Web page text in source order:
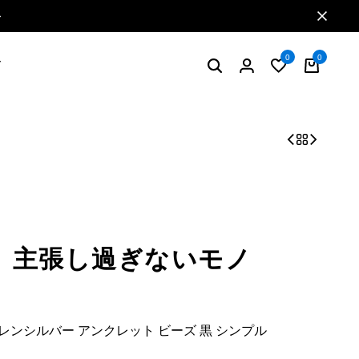
0 0
張し過ぎないモノ
ンシルバー アンクレット ビーズ 黒 シンプル